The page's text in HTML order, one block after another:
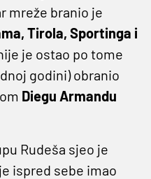
mreže branio je
Tirola, Sportinga i
je ostao po tome
godini) obranio
Diegu Armandu
Rudeša sjeo je
ispred sebe imao